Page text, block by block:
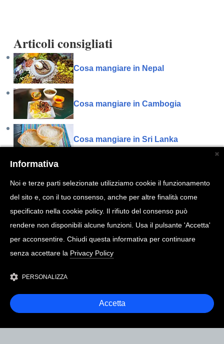
Articoli consigliati
Cosa mangiare in Nepal
Cosa mangiare in Cambogia
Cosa mangiare in Sri Lanka
Cosa mangiare in Namibia
Cosa mangiare alle Seychelles
Informativa
Noi e terze parti selezionate utilizziamo cookie il funzionamento
del sito e, con il tuo consenso, anche per altre finalità come
specificato nella cookie policy. Il rifiuto del consenso può
rendere non disponibili alcune funzioni. Usa il pulsante 'Accetta'
per acconsentire. Chiudi questa informativa per continuare
senza accettare la Privacy Policy
PERSONALIZZA
Accetta